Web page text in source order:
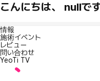
こんにちは、 nullです
情報
施術イベント
レビュー
問い合わせ
YeoTi TV